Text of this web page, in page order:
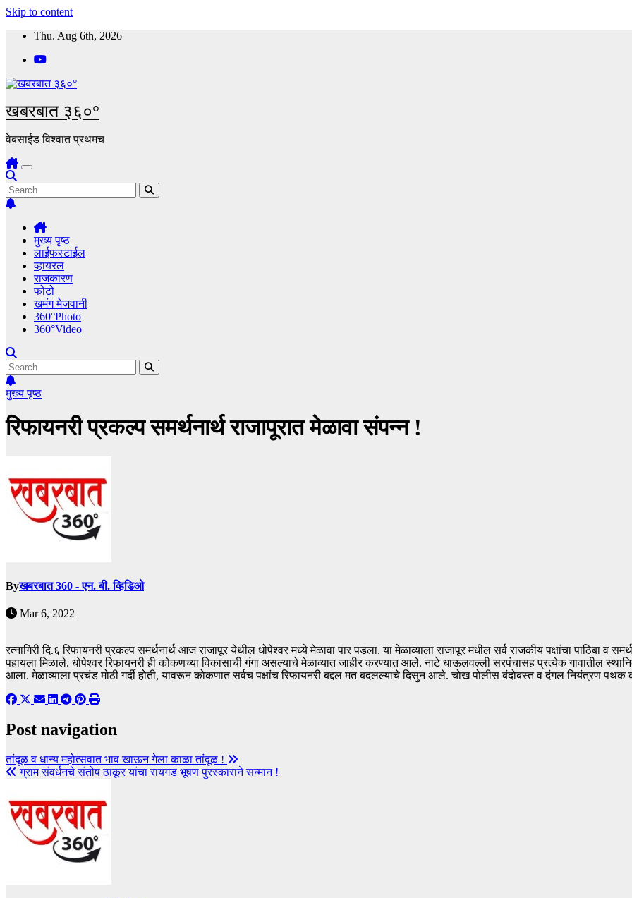
Skip to content
Thu. Aug 6th, 2026
खबरबात ३६०°
वेबसाईड विश्वात प्रथमच
मुख्य पृष्ठ
लाईफस्टाईल
व्हायरल
राजकारण
फोटो
खमंग मेजवानी
360°Photo
360°Video
मुख्य पृष्ठ
रिफायनरी प्रकल्प समर्थनार्थ राजापूरात मेळावा संपन्न !
Byखबरबात 360 - एन. बी. व्हिडिओ
Mar 6, 2022
रत्नागिरी दि.६ रिफायनरी प्रकल्प समर्थनार्थ आज राजापूर येथील धोपेश्वर मध्ये मेळावा पार पडला. या मेळाव्याला राजापूर मधील सर्व राजकीय पक्षांचा पाठिंबा व
पहायला मिळाले. धोपेश्वर रिफायनरी ही कोकणच्या विकासाची गंगा असल्याचे मेळाव्यात जाहीर करण्यात आले. नाटे धाऊलवल्ली सरपंचासह प्रत्येक गावातील
आला. मेळाव्याला प्रचंड मोठी गर्दी होती, यावरून कोकणात सर्वच पक्षांच रिफायनरी बद्दल मत बदलल्याचे दिसुन आले. चोख पोलीस बंदोबस्त व दंगल नियंत्रण पथक
Post navigation
तांदूळ व धान्य महोत्सवात भाव खाऊन गेला काळा तांदूळ !
ग्राम संवर्धनचे संतोष ठाकूर यांचा रायगड भूषण पुरस्काराने सन्मान !